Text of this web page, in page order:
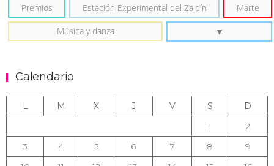
Premios Estación Experimental del Zaidín Marte
Música y danza
Calendario
L M X J V S
D
1
2
3
4 5 6 7 8
9